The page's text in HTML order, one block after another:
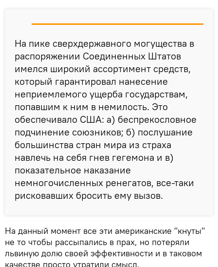
На пике сверхдержавного могущества в
распоряжении Соединенных Штатов
имелся широкий ассортимент средств,
который гарантировал нанесение
неприемлемого ущерба государствам,
попавшим к ним в немилость. Это
обеспечивало США: а) беспрекословное
подчинение союзников; б) послушание
большинства стран мира из страха
навлечь на себя гнев гегемона и в)
показательное наказание
немногочисленных ренегатов, все-таки
рисковавших бросить ему вызов.
На данный момент все эти американские "кнуты"
не то чтобы рассыпались в прах, но потеряли
львиную долю своей эффективности и в таковом
качестве просто утратили смысл.